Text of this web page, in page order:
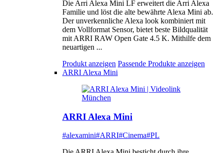
Die Arri Alexa Mini LF erweitert die Arri Alexa
Familie und löst die alte bewährte Alexa Mini ab.
Der unverkennliche Alexa look kombiniert mit
dem Vollformat Sensor, bietet beste Bildqualität
mit ARRI RAW Open Gate 4.5 K. Mithilfe dem
neuartigen ...
Produkt anzeigen Passende Produkte anzeigen
ARRI Alexa Mini
ARRI Alexa Mini
#alexamini#ARRI#Cinema#PL